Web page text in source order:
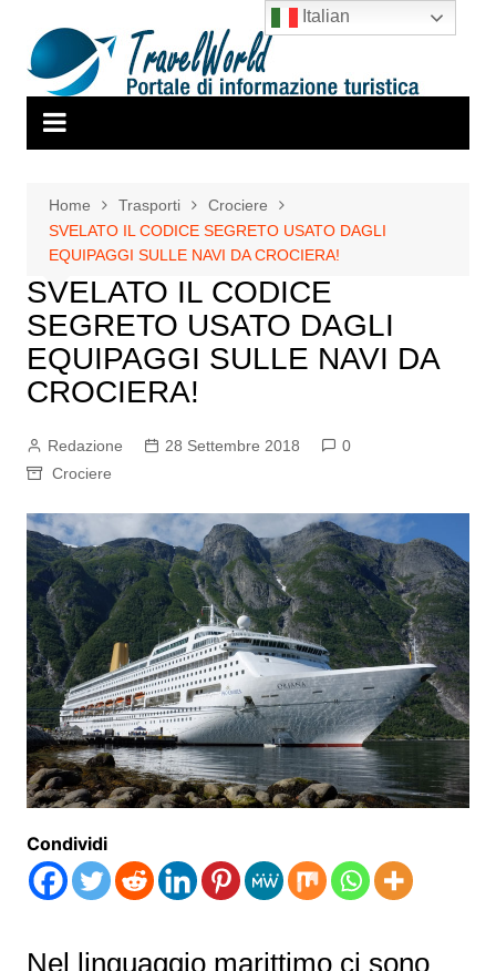
contenuto
Home Trasporti
Crociere
SVELATO IL CODICE SEGRETO USATO DAGLI
EQUIPAGGI SULLE NAVI DA CROCIERA!
SVELATO IL CODICE
SEGRETO USATO DAGLI
EQUIPAGGI SULLE NAVI DA
CROCIERA!
Redazione 28 Settembre 2018
0
Crociere
Condividi
Nel linguaggio marittimo ci sono
Italian